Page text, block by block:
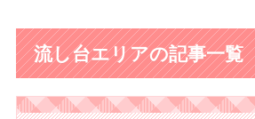
流し台エリアの記事一覧